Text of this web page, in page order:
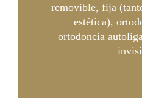
removible, fija
estética),
ortodoncia